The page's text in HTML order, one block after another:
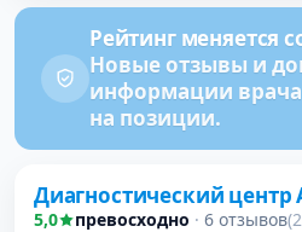
Рейтинг меняется
Новые отзывы и
информации
на позиции.
Диагностический центр
5,0 превосходно · 6 отзывов